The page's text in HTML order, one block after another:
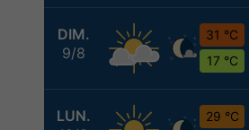
DIM.
9/8
31 °C
17 °C
LUN.
29 °C